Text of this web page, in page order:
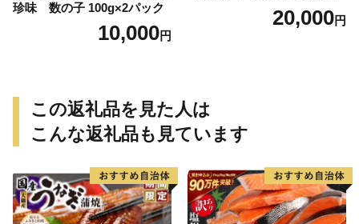
珍味 数の子 100g×2パック
10,000円
20,000円
この返礼品を見た人は
こんな返礼品も見ています